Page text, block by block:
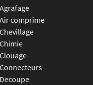
agrafage
air comprime
chevillage
chimie
clouage
connecteurs
decoupe